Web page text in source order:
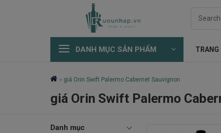
DANH MỤC SẢN PHẨM TRANG
» giá Orin Swift Palermo Cabernet Sauvignon
giá Orin Swift Palermo
Danh mục